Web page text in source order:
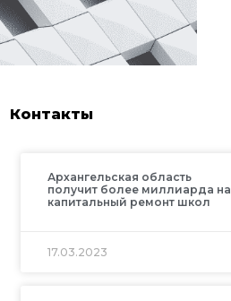
Контакты
Архангельская область
получит более миллиарда на
капитальный ремонт школ
17.03.2023